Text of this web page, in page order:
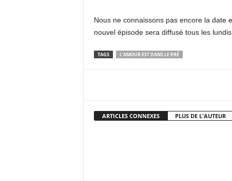
Nous ne connaissons pas encore la date
nouvel épisode sera diffusé tous les
TAGS L’AMOUR EST DANS LE PRÉ
ARTICLES CONNEXES PLUS DE L'AUTEUR